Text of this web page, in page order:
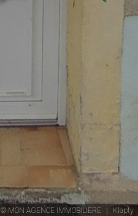
© MON AGENCE IMMOBILIERE | Klapty